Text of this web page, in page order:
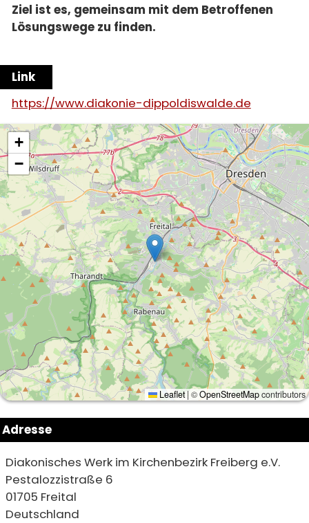
Ziel ist es, gemeinsam mit dem Betroffenen
Lösungswege zu finden.
Link
https://www.diakonie-dippoldiswalde.de
+
−
Leaflet | ©OpenStreetMapcontributors
Adresse
Diakonisches Werk im Kirchenbezirk Freiberg e.V.
Pestalozzistraße 6
01705 Freital
Deutschland